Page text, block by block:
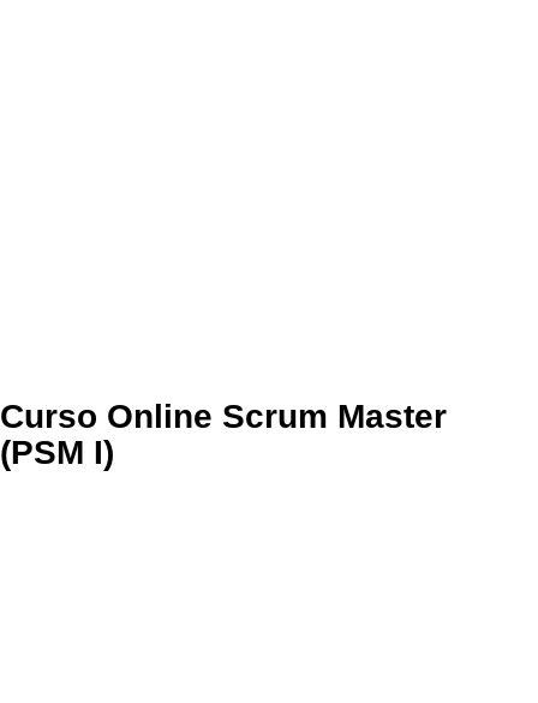
Curso Online Scrum Master
(PSM I)